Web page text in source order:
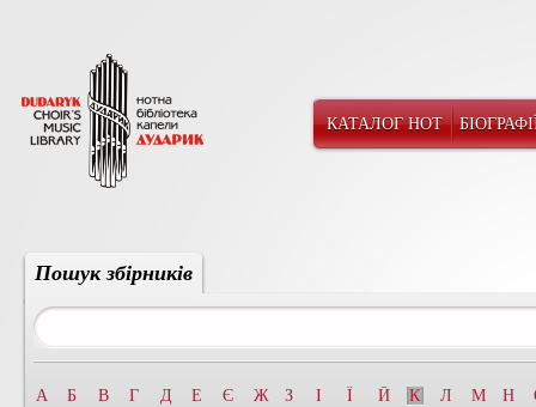
КАТАЛОГ НОТ
Пошук збірників
А Б В Г Д Е Є Ж З І Ї Й К Л М Н